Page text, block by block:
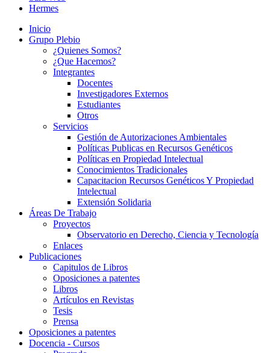
Hermes
Inicio
Grupo Plebio
¿Quienes Somos?
¿Que Hacemos?
Integrantes
Docentes
Investigadores Externos
Estudiantes
Otros
Servicios
Gestión de Autorizaciones Ambientales
Políticas Publicas en Recursos Genéticos
Políticas en Propiedad Intelectual
Conocimientos Tradicionales
Capacitacion Recursos Genéticos Y Propiedad
Intelectual
Extensión Solidaria
Áreas De Trabajo
Proyectos
Observatorio en Derecho, Ciencia y Tecnología
Enlaces
Publicaciones
Capitulos de Libros
Oposiciones a patentes
Libros
Artículos en Revistas
Tesis
Prensa
Oposiciones a patentes
Docencia - Cursos